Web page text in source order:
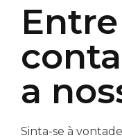
a
Sinta-se à